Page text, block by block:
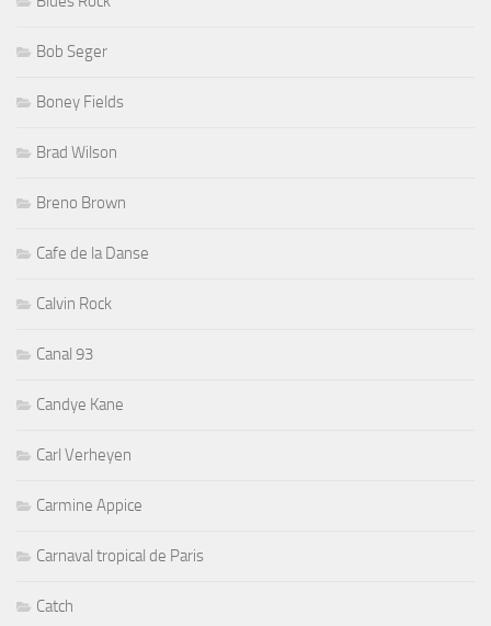
Bob Seger
Boney Fields
Brad Wilson
Breno Brown
Cafe de la Danse
Calvin Rock
Canal 93
Candye Kane
Carl Verheyen
Carmine Appice
Carnaval tropical de Paris
Catch